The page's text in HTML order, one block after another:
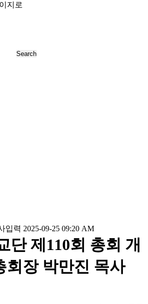
지로
입력 2025-09-25 09:20 AM
단 제110회 총회 개
회장 박만진 목사